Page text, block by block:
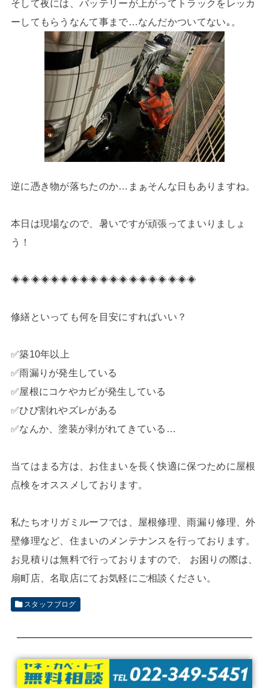
そして夜には、バッテリーが上がってトラックをレッカ
ーしてもらうなんて事まで…なんだかついてない｡。
逆に憑き物が落ちたのか…まぁそんな日もありますね。
本日は現場なので、暑いですが頑張ってまいりましょ
う！
◈◈◈◈◈◈◈◈◈◈◈◈◈◈◈◈◈◈◈
修繕といっても何を目安にすればいい？
✅築10年以上
✅雨漏りが発生している
✅屋根にコケやカビが発生している
✅ひび割れやズレがある
✅なんか、塗装が剥がれてきている…
当てはまる方は、お住まいを長く快適に保つために屋根
点検をオススメしております。
私たちオリガミルーフでは、屋根修理、雨漏り修理、外
壁修理など、住まいのメンテナンスを行っております。
お見積りは無料で行っておりますので、 お困りの際は、
扇町店、名取店にてお気軽にご相談ください。
スタッフブログ